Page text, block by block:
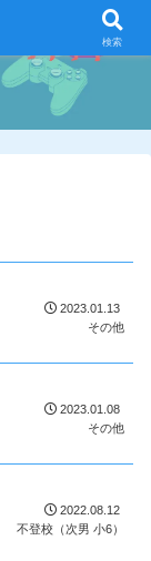
2023.01.13
その他
2023.01.08
その他
2022.08.12
不登校（次男 小6）
検索